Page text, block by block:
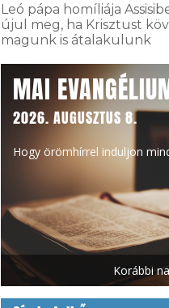
Leó pápa homíliája
újul meg, ha Krisztust
magunk is átalakulunk
MAI
2026. AUGUSZTUS 8.
Hogy örömhírrel induljon
Korábbi